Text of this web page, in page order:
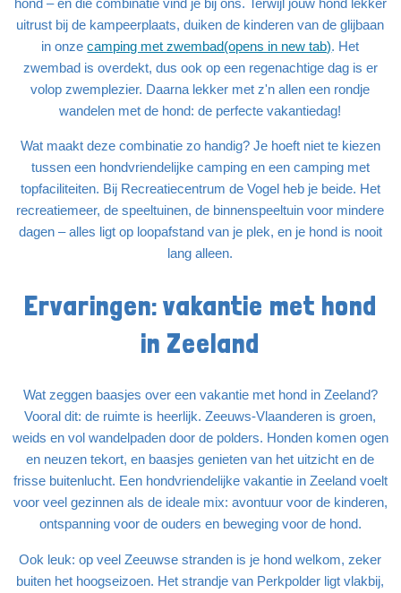
uitrust bij de kampeerplaats, duiken de kinderen van de glijbaan
in onzecamping met zwembad(opens in new tab). Het
zwembad is overdekt, dus ook op een regenachtige dag is er
volop zwemplezier. Daarna lekker met z'n allen een rondje
wandelen met de hond: de perfecte vakantiedag!
Wat maakt deze combinatie zo handig? Je hoeft niet te kiezen
tussen een hondvriendelijke camping en een camping met
topfaciliteiten. Bij Recreatiecentrum de Vogel heb je beide. Het
recreatiemeer, de speeltuinen, de binnenspeeltuin voor mindere
dagen – alles ligt op loopafstand van je plek, en je hond is nooit
lang alleen.
Ervaringen: vakantie met hond
in Zeeland
Wat zeggen baasjes over een vakantie met hond in Zeeland?
Vooral dit: de ruimte is heerlijk. Zeeuws-Vlaanderen is groen,
weids en vol wandelpaden door de polders. Honden komen ogen
en neuzen tekort, en baasjes genieten van het uitzicht en de
frisse buitenlucht. Een hondvriendelijke vakantie in Zeeland voelt
voor veel gezinnen als de ideale mix: avontuur voor de kinderen,
ontspanning voor de ouders en beweging voor de hond.
Ook leuk: op veel Zeeuwse stranden is je hond welkom, zeker
buiten het hoogseizoen. Het strandje van Perkpolder ligt vlakbij,